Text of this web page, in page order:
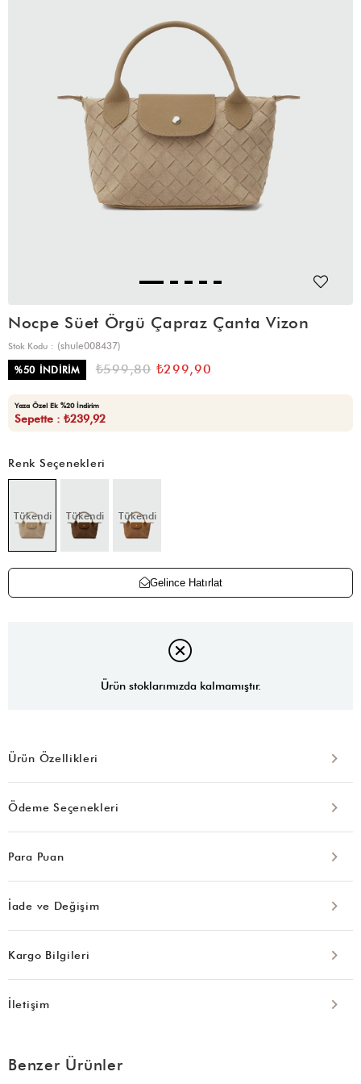
Nocpe Süet Örgü Çapraz Çanta Vizon
Stok Kodu
(shule008437)
%50 İNDIRIM ₺599,80 ₺299,90
Yaza Özel Ek %20 İndirim
Sepette : ₺239,92
Renk Seçenekleri
Tükendi Tükendi Tükendi
Gelince Hatırlat
Ürün stoklarımızda kalmamıştır.
Ürün Özellikleri
Ödeme Seçenekleri
Para Puan
İade ve Değişim
Kargo Bilgileri
İletişim
Benzer Ürünler